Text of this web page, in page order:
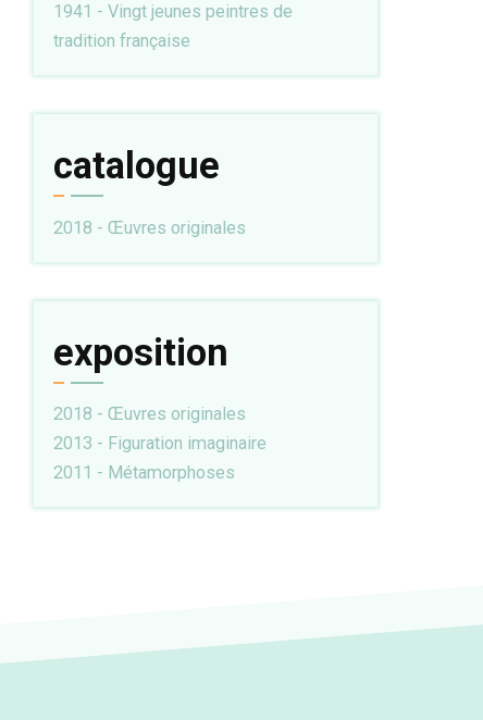
1941 - Vingt jeunes peintres de
tradition française
catalogue
2018 - Œuvres originales
exposition
2018 - Œuvres originales
2013 - Figuration imaginaire
2011 - Métamorphoses